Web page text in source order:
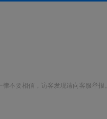
不要相信，访客发现请向客服举报。